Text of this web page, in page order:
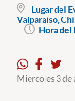
Pregrado
Postgrado
Formación Continua
Lugar del
Valparaíso,
Hora del
Miercoles 3 de